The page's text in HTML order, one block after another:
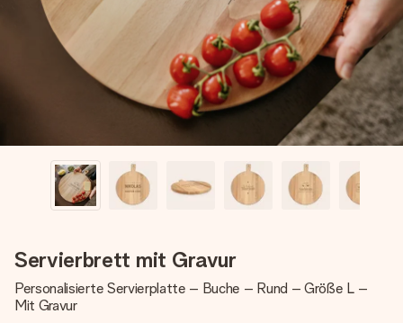
Montag - Freitag : 8:30 - 17:00 Uhr
Samstag - Sonntag : 8:30 - 13:00 Uhr
Servierbrett mit Gravur
Personalisierte Servierplatte – Buche – Rund – Größe L –
Mit Gravur